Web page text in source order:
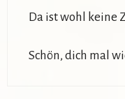
Da ist wohl keine
Schön, dich mal